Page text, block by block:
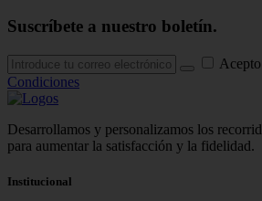
Suscríbete a nuestro boletín.
Condiciones
Desarrollamos y personalizamos los
para aumentar la satisfacción y la fidelidad.
Institucional